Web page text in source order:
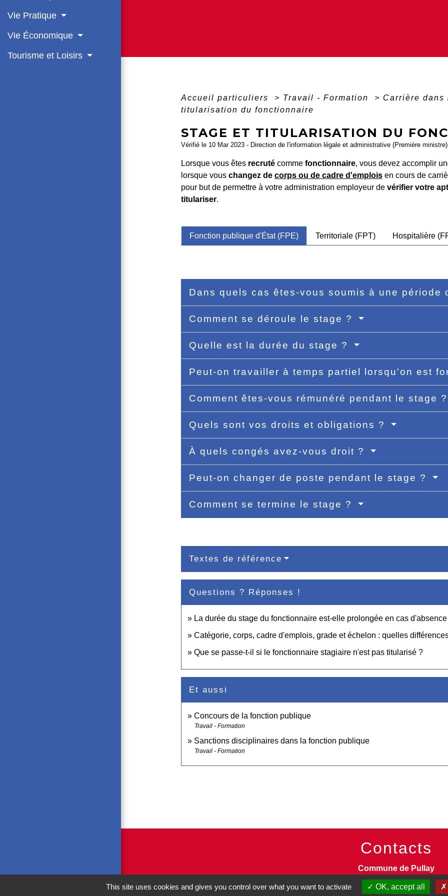
Vie Pratique
Vie Économique
Tourisme et Loisirs
Accueil particuliers > Travail - Formation > Carrière
titularisation du fonctionnaire
STAGE ET TITULARISATION DU
Vérifié le 10 Mar 2023 - Direction de l'information légale et administrative (Première ministre)
Lorsque vous êtes recrutécomme fonctionnaire, vous devez accomplir
lorsque vous changez de corps ou de cadre d'emploisen cours de
pour but de permettre à votre administration employeur devérifier votre
titulariser.
Fonction publique d'État (FPE) Territoriale (FPT) Hospitalière
Dans quels cas êtes-vous soumis à une période
Comment se déroule le stage ?
Quelle est la durée du stage ?
Peut-on travailler à temps partiel lorsqu'on est
Comment êtes-vous rémunéré pendant le stage ?
Quels sont vos droits et obligations ?
À quels congés avez-vous droit ?
Peut-on changer de poste pendant le stage ?
Comment se termine le stage ?
Textes de référence
Questions ? Réponses !
La durée du stage du fonctionnaire est-elle prolongée en cas
Catégorie, corps, cadre d'emplois, grade et échelon : quelles
Que se passe-t-il si le fonctionnaire stagiaire n'est pas titularisé ?
Et aussi
Concours de la fonction publique
Travail - Formation
Sanctions disciplinaires dans la fonction publique
Travail - Formation
Contacts
Commune de Pullay
2 rue des Rossignols
27130 Pullay - FRANCE
This site uses cookies and gives you control over what you want to activate OK, accept all